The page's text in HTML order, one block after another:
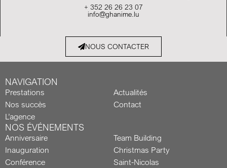
+ 352 26 26 23 07
info@ghanime.lu
NOUS CONTACTER
NAVIGATION
Prestations
Nos succès
L’agence
Actualités
Contact
NOS ÉVÉNEMENTS
Anniversaire
Inauguration
Conférence
Team Building
Christmas Party
Saint-Nicolas